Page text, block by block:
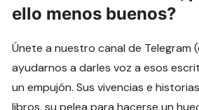
ello menos buenos?
Únete a nuestro canal de Telegram
ayudarnos a darles voz a esos
un empujón. Sus vivencias e
libros, su pelea para hacerse un